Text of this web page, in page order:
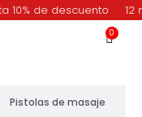
10% de descuento 12
0
Pistolas de masaje